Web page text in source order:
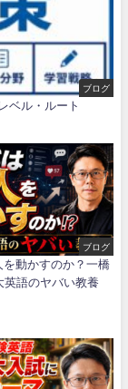
ブログ
ベル・ルート
ブログ
を動かすのか？一橋
英語のヤバい教養